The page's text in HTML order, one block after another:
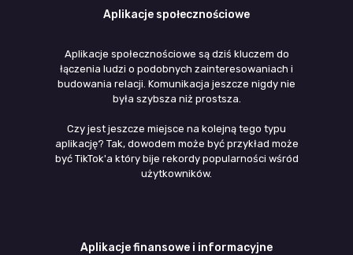
Aplikacje społecznościowe
Aplikacje społecznościowe są dziś kluczem do
łączenia ludzi o podobnych zainteresowaniach i
budowania relacji. Komunikacja jeszcze nigdy nie
była szybsza niż prostsza.
Czy jest jeszcze miejsce na kolejną tego typu
aplikację? Tak, dowodem może być przykład może
być TikTok'a który bije rekordy popularności wśród
użytkowników.
Aplikacje finansowe i informacyjne